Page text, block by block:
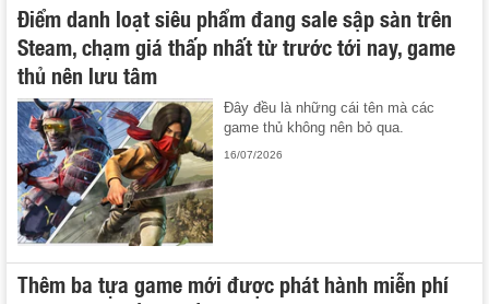
Điểm danh loạt siêu phẩm đang sale sập sàn trên
Steam, chạm giá thấp nhất từ trước tới nay, game
thủ nên lưu tâm
Đây đều là những cái tên mà các
game thủ không nên bỏ qua.
16/07/2026
Thêm ba tựa game mới được phát hành miễn phí